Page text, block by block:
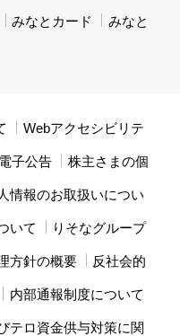
みなとカード みなと
Webアクセシビリテ
電子公告 株主さまの個
情報のお取扱いについ
いて りそなグループ
方針の概要 反社会的
内部通報制度について
テロ資金供与対策に関